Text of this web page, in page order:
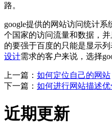
路。
google提供的网站访问统计
个国家的访问流量和数据，
的要强于百度的只能是显示
设计需求的客户来说，选择
上一篇： 如何定位自己的网站
下一篇： 如何进行网站描述优
近期更新